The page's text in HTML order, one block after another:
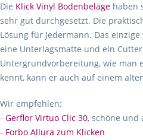
Die Klick Vinyl Bodenbeläge haben
sehr gut durchgesetzt. Die
Lösung für Jedermann. Das
eine Unterlagsmatte und ein
Untergrundvorbereitung, wie man
kennt, kann er auch auf einem
Wir empfehlen:
- Gerflor Virtuo Clic 30, schöne und
- Forbo Allura zum Klicken